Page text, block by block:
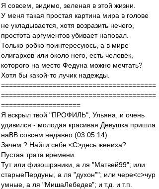
Я совсем, видимо, зеленая в этой жизни.
У меня такая простая картина мира в голове
не укладывается, хотя возразить нечего,
простота аргументов убивает наповал.
Только робко поинтересуюсь, а в мире
олигархов или около него, есть человек,
которого на место Федуна можно мечтать?
Хотя бы какой-то лучик надежды.
=======================================
=======================================
====================
Я вскрыл твой "ПРОФИЛЬ", Ульяна, и очень
удивился - молодая красивая Девушка пришла
наВВ совсем недавно (03.05.14).
Зачем ? Найти себе <C>десь жениха?
Пустая трата времени.
Тут или физошрэники, а ля "Матвей99"; или
старыеПердуны, а ля "духон""; или чере<с>чур
умные, а ля "МишаЛебедев"; и т.д. и т.п.